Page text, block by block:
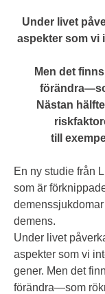
Under livet
aspekter som vi
Men det
Nästan
till
En ny studie från
som är
demens.
Under livet
aspekter som vi
gener. Men det
förändra—som